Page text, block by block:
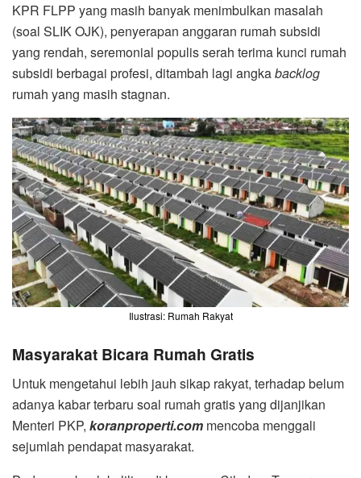
KPR FLPP yang masih banyak menimbulkan masalah
(soal SLIK OJK), penyerapan anggaran rumah subsidi
yang rendah, seremonial populis serah terima kunci rumah
subsidi berbagai profesi, ditambah lagi angkabacklog
rumah yang masih stagnan.
Ilustrasi: Rumah Rakyat
Masyarakat Bicara Rumah Gratis
Untuk mengetahui lebih jauh sikap rakyat, terhadap belum
adanya kabar terbaru soal rumah gratis yang dijanjikan
Menteri PKP, koranproperti.com mencoba menggali
sejumlah pendapat masyarakat.